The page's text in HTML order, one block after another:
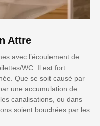
Attre
avec l’écoulement de
WC. Il est fort
Que se soit causé par
une accumulation de
canalisations, ou dans
soient bouchées par les